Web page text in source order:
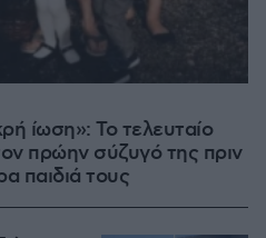
ίωση»: Το τελευταίο
πρώην σύζυγό της πριν
παιδιά τους